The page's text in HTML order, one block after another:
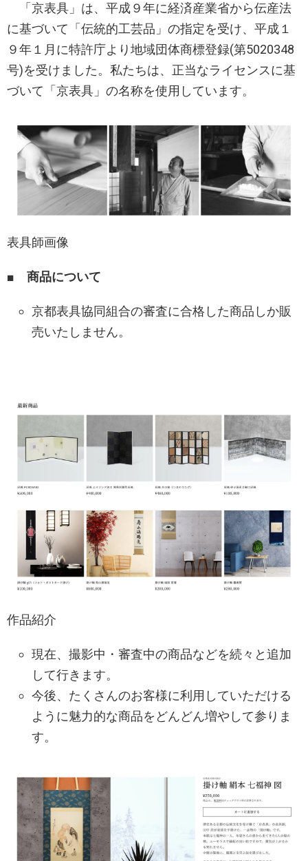
「京表具」は、平成９年に経済産業省から伝産法
に基づいて「伝統的工芸品」の指定を受け、平成１
９年１月に特許庁より地域団体商標登録(第5020348
号)を受けました。私たちは、正当なライセンスに基
づいて「京表具」の名称を使用しています。
表具師画像
■ 商品について
京都表具協同組合の審査に合格した商品しか販
売いたしません。
作品紹介
現在、撮影中・審査中の商品などを続々と追加
して行きます。
今後、たくさんのお客様に利用していただける
ように魅力的な商品をどんどん増やして参りま
す。